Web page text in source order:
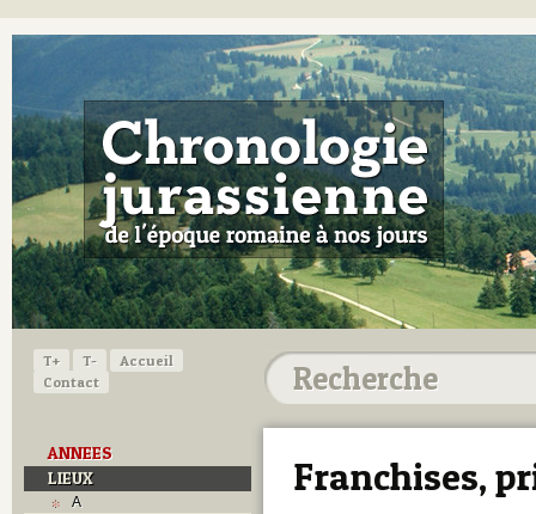
T+ T-
Accueil
Contact
ANNEES
LIEUX
A
Franchises,